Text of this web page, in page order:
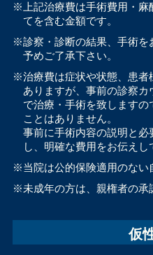
※上記治療費は手術費用・麻
てを含む金額です。
※診察・診断の結果、手術を
予めご了承下さい。
※治療費は症状や状態、患者
ありますが、事前の診察
で治療・手術を致します
ことはありません。
事前に手術内容の説明と
し、明確な費用をお伝えし
※当院は公的保険適用のない
※未成年の方は、親権者の承
仮